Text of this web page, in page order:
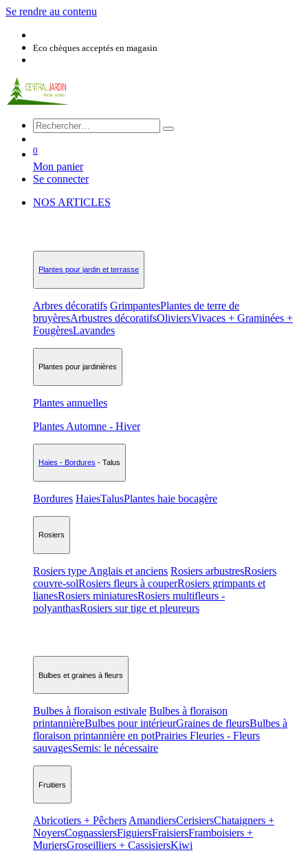
Se rendre au contenu
Eco chèques acceptés en magasin
0
Mon panier
Se connecter
NOS ARTICLES
Plantes pour jardin et terrasse
Arbres décoratifs GrimpantesPlantes de terre de
bruyèresArbustres décoratifsOliviersVivaces + Graminées +
FougèresLavandes
Plantes pour jardinières
Plantes annuelles
Plantes Automne - Hiver
Haies - Bordures - Talus
Bordures HaiesTalusPlantes haie bocagère
Rosiers
Rosiers type Anglais et anciens Rosiers arbustresRosiers
couvre-solRosiers fleurs à couperRosiers grimpants et
lianesRosiers miniaturesRosiers multifleurs -
polyanthasRosiers sur tige et pleureurs
Bulbes et graines à fleurs
Bulbes à floraison estivale Bulbes à floraison
printannièreBulbes pour intérieurGraines de fleursBulbes à
floraison printannière en potPrairies Fleuries - Fleurs
sauvagesSemis: le nécessaire
Fruitiers
Abricotiers + Pêchers AmandiersCerisiersChataigners +
NoyersCognassiersFiguiersFraisiersFramboisiers +
MuriersGroseilliers + CassisiersKiwi